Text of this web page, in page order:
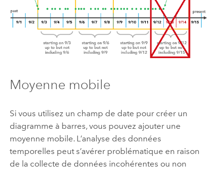
Moyenne mobile
Si vous utilisez un champ de date pour créer un
diagramme à barres, vous pouvez ajouter une
moyenne mobile. L’analyse des données
temporelles peut s’avérer problématique en raison
de la collecte de données incohérentes ou non